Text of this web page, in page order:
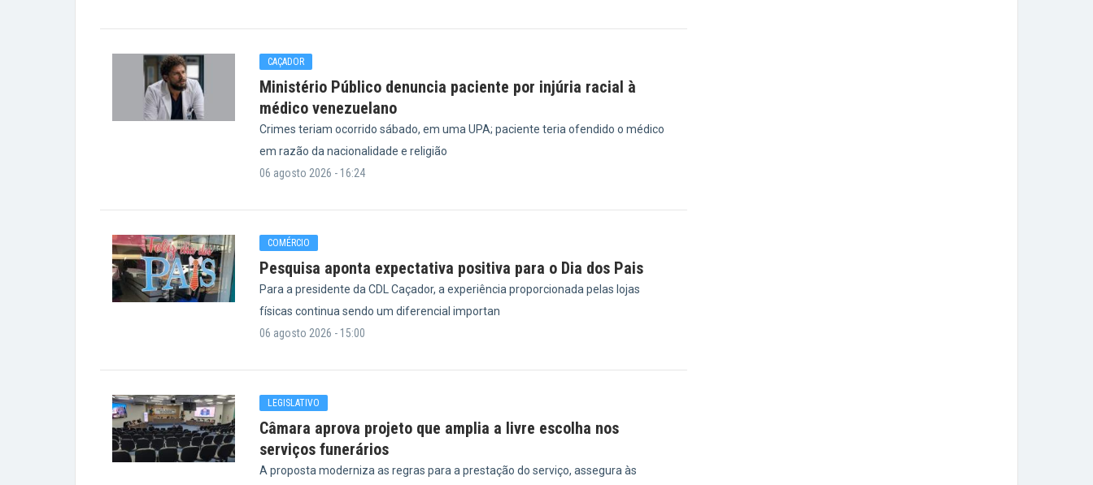
CAÇADOR
Ministério Público denuncia paciente por injúria racial à
médico venezuelano
Crimes teriam ocorrido sábado, em uma UPA; paciente teria ofendido o médico
em razão da nacionalidade e religião
06 agosto 2026 - 16:24
COMÉRCIO
Pesquisa aponta expectativa positiva para o Dia dos Pais
Para a presidente da CDL Caçador, a experiência proporcionada pelas lojas
físicas continua sendo um diferencial importan
06 agosto 2026 - 15:00
LEGISLATIVO
Câmara aprova projeto que amplia a livre escolha nos
serviços funerários
A proposta moderniza as regras para a prestação do serviço, assegura às